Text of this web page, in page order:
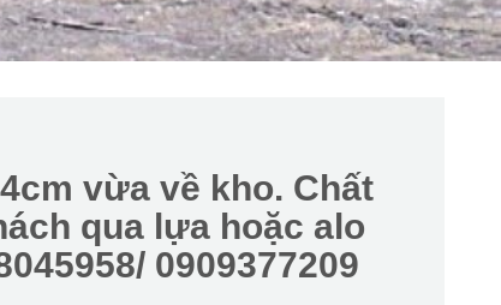
vừa về kho. Chất
qua lựa hoặc alo
0909377209